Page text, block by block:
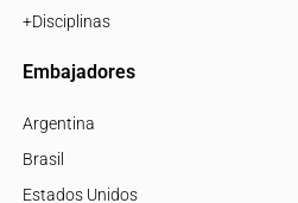
+Disciplinas
Embajadores
Argentina
Brasil
Estados Unidos